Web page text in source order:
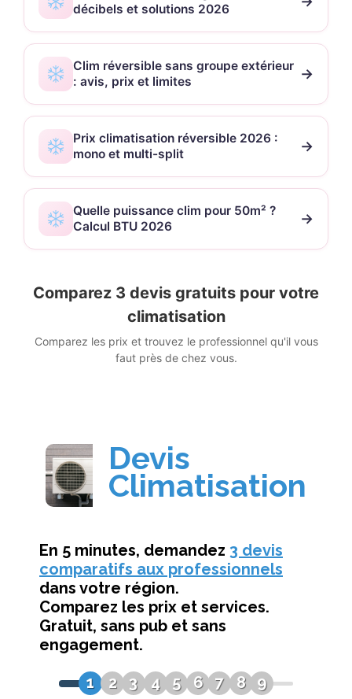
décibels et solutions 2026
Clim réversible sans groupe extérieur
: avis, prix et limites
→
Prix climatisation réversible 2026 :
mono et multi-split
→
Quelle puissance clim pour 50m² ?
Calcul BTU 2026
→
Comparez 3 devis gratuits pour votre
climatisation
Comparez les prix et trouvez le professionnel qu'il vous
faut près de chez vous.